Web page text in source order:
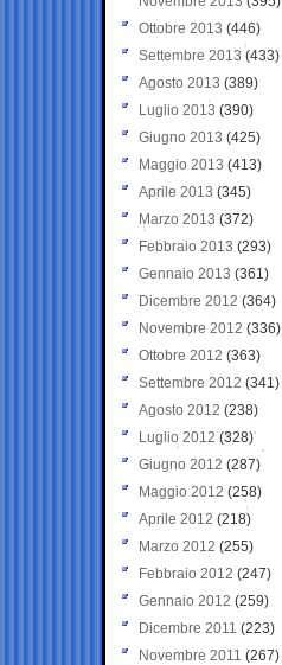
Ottobre 2013 (446)
Settembre 2013 (433)
Agosto 2013 (389)
Luglio 2013 (390)
Giugno 2013 (425)
Maggio 2013 (413)
Aprile 2013 (345)
Marzo 2013 (372)
Febbraio 2013 (293)
Gennaio 2013 (361)
Dicembre 2012 (364)
Novembre 2012 (336)
Ottobre 2012 (363)
Settembre 2012 (341)
Agosto 2012 (238)
Luglio 2012 (328)
Giugno 2012 (287)
Maggio 2012 (258)
Aprile 2012 (218)
Marzo 2012 (255)
Febbraio 2012 (247)
Gennaio 2012 (259)
Dicembre 2011 (223)
Novembre 2011 (267)